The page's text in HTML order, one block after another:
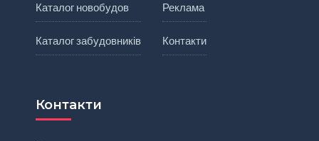
Каталог новобудов
Каталог забудовників
Реклама
Контакти
Контакти